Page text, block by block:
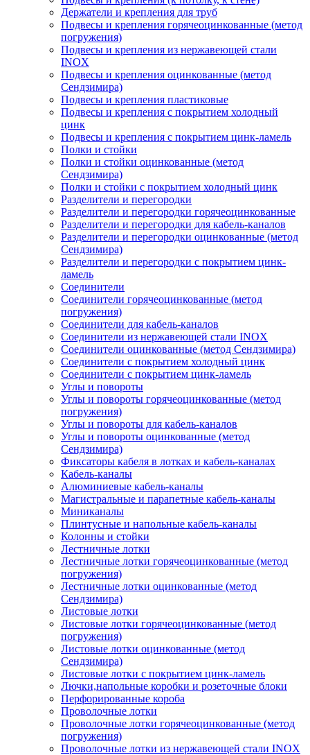
Держатели и крепления для труб
Подвесы и крепления горячеоцинкованные (метод
погружения)
Подвесы и крепления из нержавеющей стали
INOX
Подвесы и крепления оцинкованные (метод
Сендзимира)
Подвесы и крепления пластиковые
Подвесы и крепления с покрытием холодный
цинк
Подвесы и крепления с покрытием цинк-ламель
Полки и стойки
Полки и стойки оцинкованные (метод
Сендзимира)
Полки и стойки с покрытием холодный цинк
Разделители и перегородки
Разделители и перегородки горячеоцинкованные
Разделители и перегородки для кабель-каналов
Разделители и перегородки оцинкованные (метод
Сендзимира)
Разделители и перегородки с покрытием цинк-
ламель
Соединители
Соединители горячеоцинкованные (метод
погружения)
Соединители для кабель-каналов
Соединители из нержавеющей стали INOX
Соединители оцинкованные (метод Сендзимира)
Соединители с покрытием холодный цинк
Соединители с покрытием цинк-ламель
Углы и повороты
Углы и повороты горячеоцинкованные (метод
погружения)
Углы и повороты для кабель-каналов
Углы и повороты оцинкованные (метод
Сендзимира)
Фиксаторы кабеля в лотках и кабель-каналах
Кабель-каналы
Алюминиевые кабель-каналы
Магистральные и парапетные кабель-каналы
Миниканалы
Плинтусные и напольные кабель-каналы
Колонны и стойки
Лестничные лотки
Лестничные лотки горячеоцинкованные (метод
погружения)
Лестничные лотки оцинкованные (метод
Сендзимира)
Листовые лотки
Листовые лотки горячеоцинкованные (метод
погружения)
Листовые лотки оцинкованные (метод
Сендзимира)
Листовые лотки с покрытием цинк-ламель
Лючки,напольные коробки и розеточные блоки
Перфорированные короба
Проволочные лотки
Проволочные лотки горячеоцинкованные (метод
погружения)
Проволочные лотки из нержавеющей стали INOX